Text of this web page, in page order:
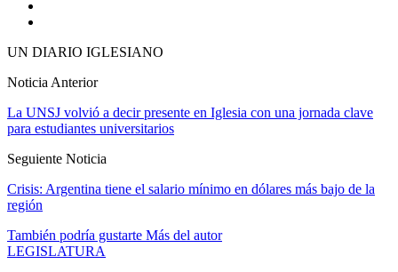
UN DIARIO IGLESIANO
Noticia Anterior
La UNSJ volvió a decir presente en Iglesia con una jornada clave
para estudiantes universitarios
Seguiente Noticia
Crisis: Argentina tiene el salario mínimo en dólares más bajo de la
región
También podría gustarte Más del autor
LEGISLATURA